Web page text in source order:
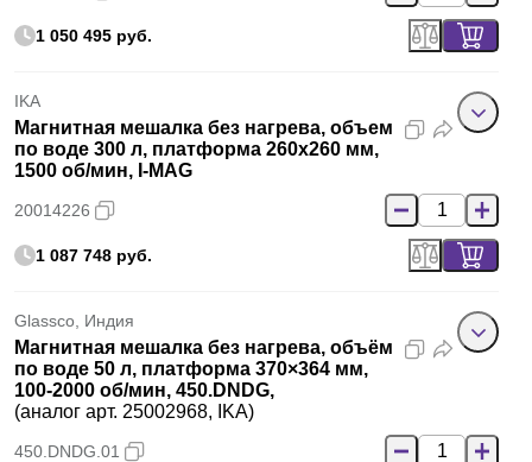
1 050 495 руб.
IKA
Магнитная мешалка без нагрева, объем
по воде 300 л, платформа 260х260 мм,
1500 об/мин, I-MAG
20014226
1 087 748 руб.
Glassco, Индия
Магнитная мешалка без нагрева, объём
по воде 50 л, платформа 370×364 мм,
100-2000 об/мин, 450.DNDG,
(аналог арт. 25002968, IKA)
450.DNDG.01